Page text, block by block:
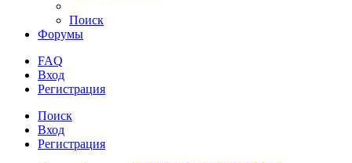
Поиск
Форумы
FAQ
Вход
Регистрация
Поиск
Вход
Регистрация